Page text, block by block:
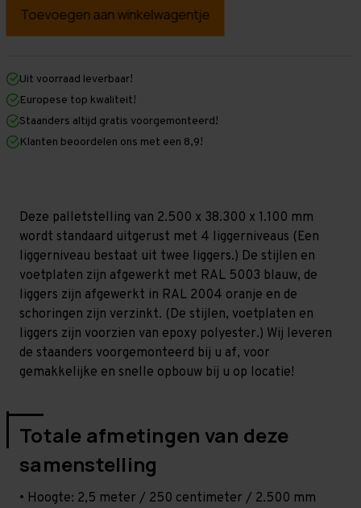
Palletstelling
mm
mm
x
1.100
mm
-
-
T100
Palletstelling
mm
mm
1.100
mm
(HxLxD)
-
T100
Uit voorraad leverbaar!
Europese top kwaliteit!
Staanders altijd gratis voorgemonteerd!
Klanten beoordelen ons met een 8,9!
Deze palletstelling van 2.500 x 38.300 x 1.100 mm
wordt standaard uitgerust met 4 liggerniveaus (Een
liggerniveau bestaat uit twee liggers.) De stijlen en
voetplaten zijn afgewerkt met RAL 5003 blauw, de
liggers zijn afgewerkt in RAL 2004 oranje en de
schoringen zijn verzinkt. (De stijlen, voetplaten en
liggers zijn voorzien van epoxy polyester.) Wij leveren
de staanders voorgemonteerd bij u af, voor
gemakkelijke en snelle opbouw bij u op locatie!
Totale afmetingen van deze
samenstelling
• Hoogte: 2,5 meter / 250 centimeter / 2.500 mm